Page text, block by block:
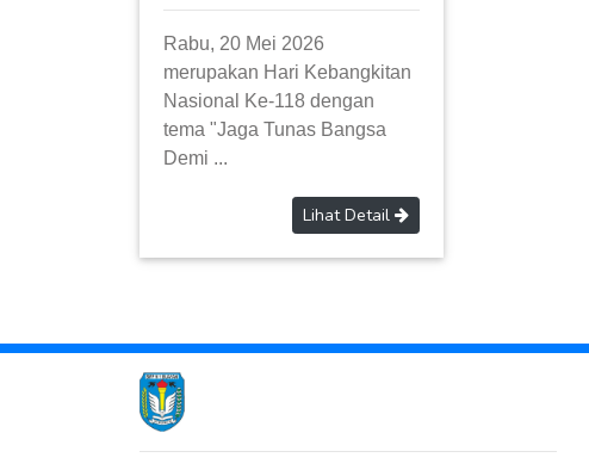
Rabu, 20 Mei 2026
merupakan Hari Kebangkitan
Nasional Ke-118 dengan
tema "Jaga Tunas Bangsa
Demi ...
Lihat Detail